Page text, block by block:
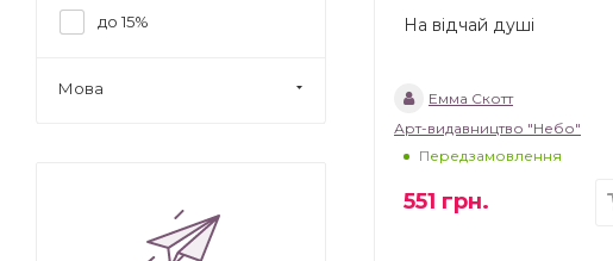
На відчай душі
Емма Скотт
Арт-видавництво "Небо"
Передзамовлення
551 грн.
до 15%
Мова